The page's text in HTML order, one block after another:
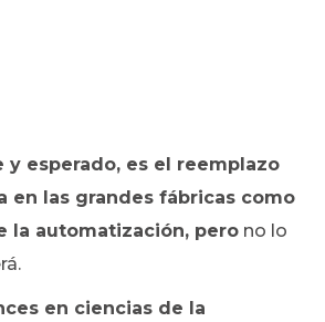
y esperado, es el reemplazo
en las grandes fábricas como
la automatización, pero no lo
en ciencias de la